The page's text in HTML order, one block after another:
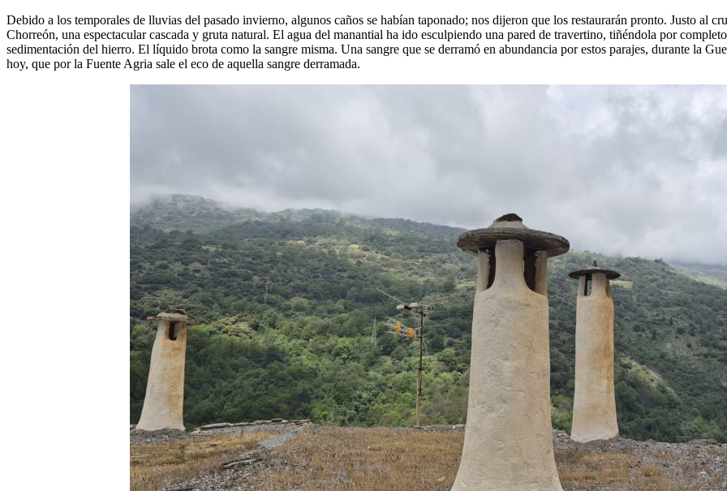
Debido a los temporales de lluvias del pasado invierno, algunos caños se habían taponado; nos dijeron que los restaurarán pronto. Justo al
Chorreón, una espectacular cascada y gruta natural. El agua del manantial ha ido esculpiendo una pared de travertino, tiñéndola por
sedimentación del hierro. El líquido brota como la sangre misma. Una sangre que se derramó en abundancia por estos parajes, durante la
hoy, que por la Fuente Agria sale el eco de aquella sangre derramada.